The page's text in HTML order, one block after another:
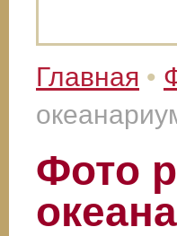
Главная •
Фото